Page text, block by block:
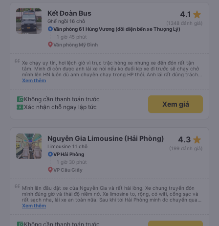
Kết Đoàn Bus
Ghế ngồi 16 chỗ
4.1 star_rate
(1348 đánh giá)
Văn phòng 61 Hùng Vương (đối diện bến xe Thượng Lý)
1 giờ 45 phút
Văn phòng Mỹ Đình
Xe chạy uy tín, hơi lệch giờ vì trục trặc hỏng xe nhưng xe đến đón rất tận
tâm. Mình đi còn được anh lái xe nói nếu ko đuổi kịp xe đi trước sẽ chạy chở
mình lên HN luôn dù anh chuyên chạy trong HP thôi. Anh lái rất đúng trách
nhiệm của công ty là đặt khách lên hàng đầu. Sẽ ủng hộ xe dài dài. P/s: xe
Xem thêm
Không cần thanh toán trước
Xác nhận chỗ ngay lập tức
Xem giá
Nguyễn Gia Limousine (Hải Phòng)
Limousine 11 chỗ
4.3 star_rate
(199 đánh giá)
VP Hải Phòng
1 giờ 30 phút
VP Cầu Giấy
Mình lần đầu đặt xe của Nguyễn Gia và rất hài lòng. Xe chung truyển đón
mình đúng giờ và thái độ niềm nở. Xe limosine to, rộng, có wifi, cổng sạc và
rất sạch nha, lái xe an toàn nữa. Sau khi tới Hải Phòng mình đc chuyển qua
xe trung chuyển ( vf6) sạch sẽ, thoải mái bạn lái xe rất nice. 1 trải nghiệm
Xem thêm
Không cần thanh toán trước